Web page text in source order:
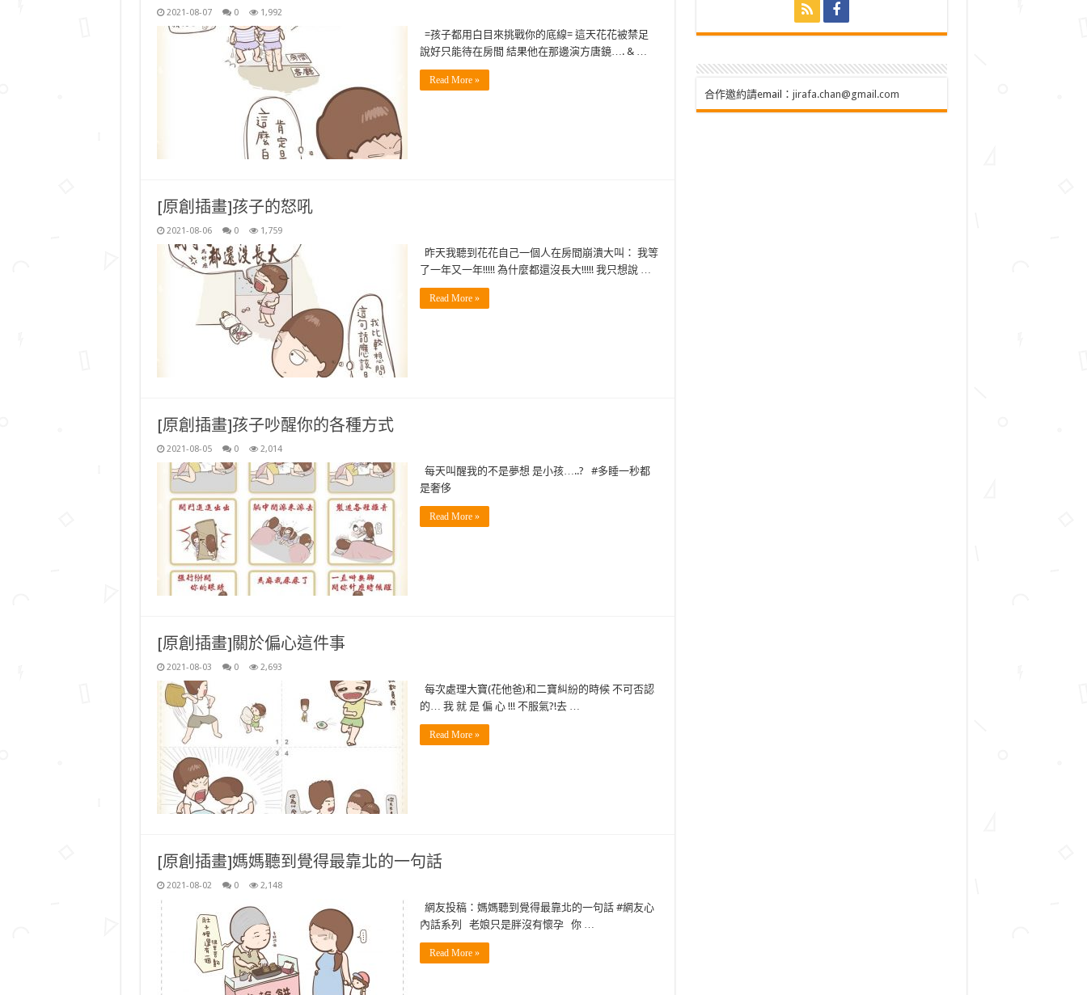
2021-08-07 0 1,992
=孩子都用白目來挑戰你的底線= 這天花花被禁足
說好只能待在房間 結果他在那邊演方唐鏡…. & …
Read More »
[原創插畫]孩子的怒吼
2021-08-06 0 1,759
昨天我聽到花花自己一個人在房間崩潰大叫： 我等
了一年又一年!!!!! 為什麼都還沒長大!!!!! 我只想說 …
Read More »
[原創插畫]孩子吵醒你的各種方式
2021-08-05 0 2,014
每天叫醒我的不是夢想 是小孩…..? #多睡一秒都
是奢侈
Read More »
[原創插畫]關於偏心這件事
2021-08-03 0 2,693
每次處理大寶(花他爸)和二寶糾紛的時候 不可否認
的… 我 就 是 偏 心 !!! 不服氣?!去 …
Read More »
[原創插畫]媽媽聽到覺得最靠北的一句話
2021-08-02 0 2,148
網友投稿：媽媽聽到覺得最靠北的一句話 #網友心
內話系列 老娘只是胖沒有懷孕 你 …
Read More »
合作邀約請email： jirafa.chan@gmail.com